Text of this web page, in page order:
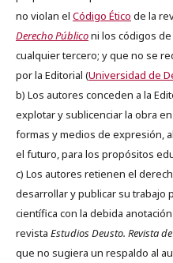
no violan el Código Ético de la
Derecho Públiconi los códigos
cualquier tercero; y que no se
por la Editorial (Universidad de
b) Los autores conceden a la
explotar y sublicenciar la obra
formas y medios de expresión,
el futuro, para los propósitos
c) Los autores retienen el
desarrollar y publicar su trabajo
científica con la debida
revista Estudios Deusto. Revista
que no sugiera un respaldo al